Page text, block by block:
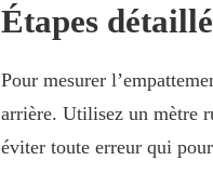
Étapes
Pour mesurer
arrière. Utilisez un mètre
éviter toute erreur qui